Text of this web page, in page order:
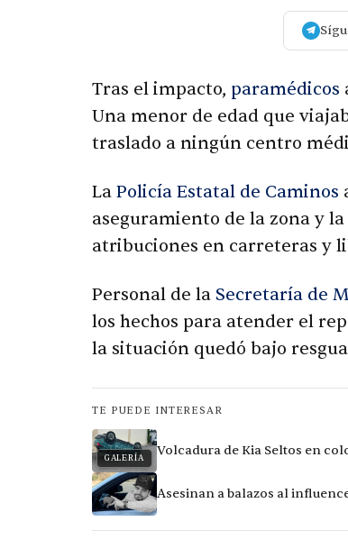
Tras el impacto, paramédicos
Una menor de edad que
traslado a ningún centro
La Policía Estatal de Caminos
aseguramiento de la zona y
atribuciones en carreteras y
Personal de la Secretaría de
los hechos para atender el
la situación quedó bajo
TE PUEDE INTERESAR
GALERÍA Volcadura de Kia Seltos en
Asesinan a balazos al